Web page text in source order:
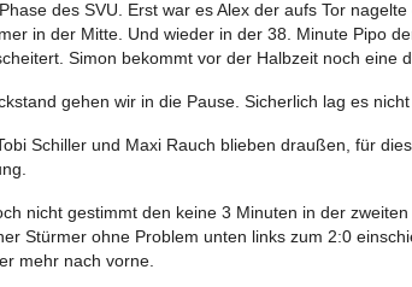
des SVU. Erst war es Alex der aufs Tor
in der Mitte. Und wieder in der 38. Minute Pipo
Simon bekommt vor der Halbzeit noch eine
gehen wir in die Pause. Sicherlich lag es
Schiller und Maxi Rauch blieben draußen, für
nicht gestimmt den keine 3 Minuten in der
Stürmer ohne Problem unten links zum 2:0
mehr nach vorne.